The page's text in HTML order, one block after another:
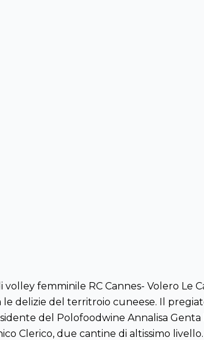
volley femminile RC Cannes- Volero Le
le delizie del territroio cuneese. Il
del Polofoodwine Annalisa
Clerico, due cantine di altissimo